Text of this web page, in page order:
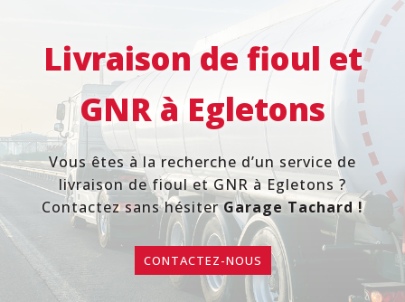
Livraison de fioul et
GNRà Egletons
Vous êtes à la recherche d’un service de
livraison de fioul et GNR à Egletons ?
Contactez sans hésiterGarage Tachard !
CONTACTEZ-NOUS